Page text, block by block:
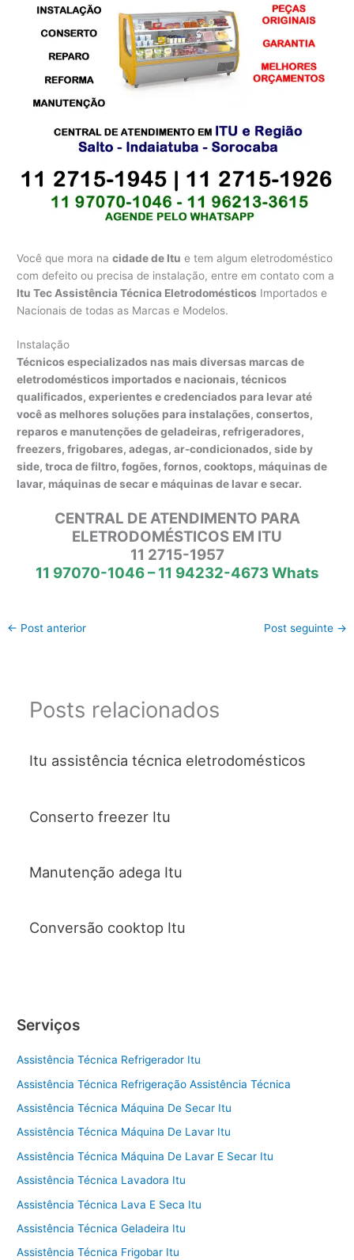
Você que mora nacidade de Itu e tem algum eletrodoméstico
com defeito ou precisa de instalação, entre em contato com a
Itu Tec Assistência Técnica Eletrodomésticos Importados e
Nacionais de todas as Marcas e Modelos.
Instalação
Técnicos especializados nas mais diversas marcas de
eletrodomésticos importados e nacionais, técnicos
qualificados, experientes e credenciados para levar até
você as melhores soluções para instalações, consertos,
reparos e manutenções de geladeiras, refrigeradores,
freezers, frigobares, adegas, ar-condicionados, side by
side, troca de filtro, fogões, fornos, cooktops, máquinas de
lavar, máquinas de secar e máquinas de lavar e secar.
CENTRAL DE ATENDIMENTO PARA
ELETRODOMÉSTICOS EM ITU
11 2715-1957
11 97070-1046 – 11 94232-4673 Whats
← Post anterior Post seguinte →
Posts relacionados
Itu assistência técnica eletrodomésticos
Conserto freezer Itu
Manutenção adega Itu
Conversão cooktop Itu
Serviços
Assistência Técnica Refrigerador Itu
Assistência Técnica Refrigeração Assistência Técnica
Assistência Técnica Máquina De Secar Itu
Assistência Técnica Máquina De Lavar Itu
Assistência Técnica Máquina De Lavar E Secar Itu
Assistência Técnica Lavadora Itu
Assistência Técnica Lava E Seca Itu
Assistência Técnica Geladeira Itu
Assistência Técnica Frigobar Itu